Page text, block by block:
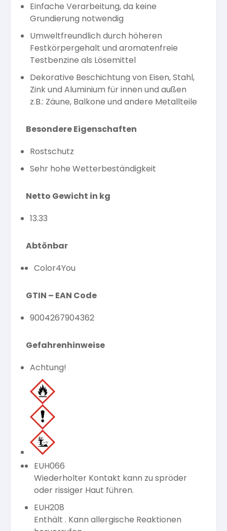
Einfache Verarbeitung, da keine
Grundierung notwendig
Umweltfreundlich durch höheren
Festkörpergehalt und aromatenfreie
Testbenzine als Lösemittel
Dekorative Beschichtung von Eisen, Stahl,
Zink und Aluminium für innen und außen
z.B.: Zäune, Balkone und andere Metallteile
Besondere Eigenschaften
Rostschutz
Sehr hohe Wetterbeständigkeit
Netto Gewicht in kg
13.33
Abtönbar
Color4You
GTIN – EAN Code
9004267904362
Gefahrenhinweise
Achtung!
EUH066
Wiederholter Kontakt kann zu spröder
oder rissiger Haut führen.
EUH208
Enthält . Kann allergische Reaktionen